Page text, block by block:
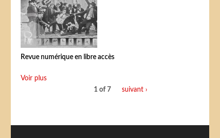
Revue numérique en libre accès
Voir plus
1 of 7
suivant ›